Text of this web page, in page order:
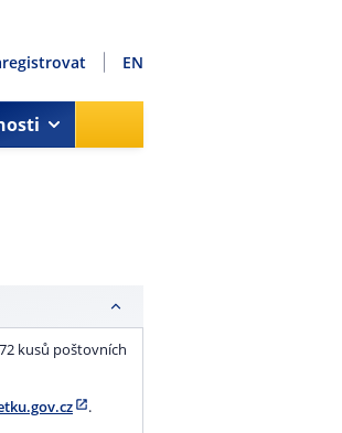
EN
kusů poštovních
.